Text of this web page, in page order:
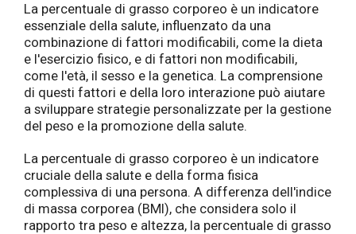
La percentuale di grasso corporeo è un indicatore
essenziale della salute, influenzato da una
combinazione di fattori modificabili, come la dieta
e l'esercizio fisico, e di fattori non modificabili,
come l'età, il sesso e la genetica. La comprensione
di questi fattori e della loro interazione può aiutare
a sviluppare strategie personalizzate per la gestione
del peso e la promozione della salute.
La percentuale di grasso corporeo è un indicatore
cruciale della salute e della forma fisica
complessiva di una persona. A differenza dell'indice
di massa corporea (BMI), che considera solo il
rapporto tra peso e altezza, la percentuale di grasso